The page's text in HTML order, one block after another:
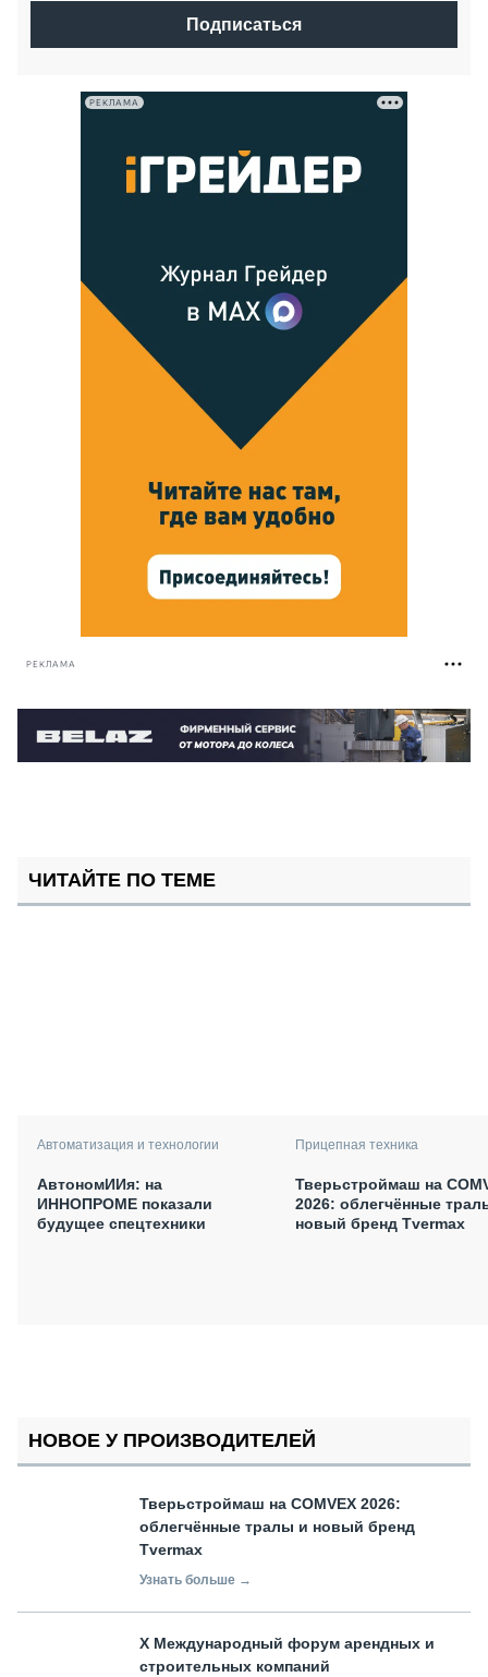
Подписаться
РЕКЛАМА
РЕКЛАМА
ЧИТАЙТЕ ПО ТЕМЕ
Автоматизация и технологии
АвтономИИя: на
ИННОПРОМЕ показали
будущее спецтехники
Прицепная техника
Тверьстроймаш на
2026: облегчённые
новый бренд Tvermax
НОВОЕ У ПРОИЗВОДИТЕЛЕЙ
Тверьстроймаш на COMVEX 2026:
облегчённые тралы и новый бренд
Tvermax
Узнать больше →
X Международный форум арендных и
строительных компаний